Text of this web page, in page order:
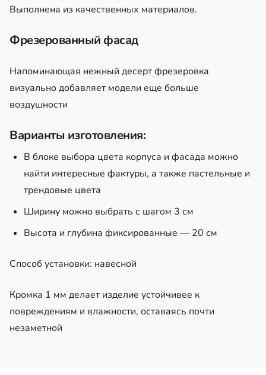
Выполнена из качественных материалов.
Фрезерованный фасад
Напоминающая нежный десерт фрезеровка
визуально добавляет модели еще больше
воздушности
Варианты изготовления:
В блоке выбора цвета корпуса и фасада можно
найти интересные фактуры, а также пастельные и
трендовые цвета
Ширину можно выбрать с шагом 3 см
Высота и глубина фиксированные — 20 см
Способ установки: навесной
Кромка 1 мм делает изделие устойчивее к
повреждениям и влажности, оставаясь почти
незаметной